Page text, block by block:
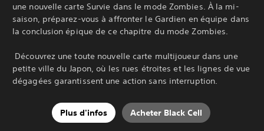
une nouvelle carte Survie dans le mode Zombies. À la mi-
saison, préparez-vous à affronter le Gardien en équipe dans
la conclusion épique de ce chapitre du mode Zombies.
‎ Découvrez une toute nouvelle carte multijoueur dans une
petite ville du Japon, où les rues étroites et les lignes de vue
dégagées garantissent une action sans interruption.‎
Plus d'infos Acheter Black Cell